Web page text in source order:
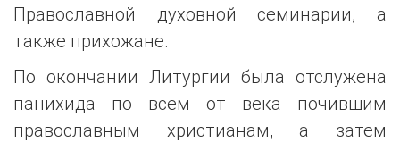
Православной духовной семинарии, а
также прихожане.
По окончании Литургии была отслужена
панихида по всем от века почившим
православным христианам, а затем